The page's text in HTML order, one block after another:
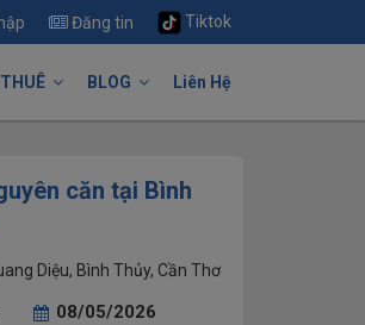
Đăng tin Tiktok
BLOG Liên Hệ
căn tại Bình
Diệu, Bình Thủy, Cần Thơ
08/05/2026